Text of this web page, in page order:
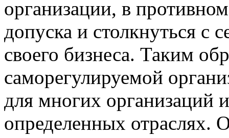
организации, в
допуска и столкнуться с
своего бизнеса. Таким
саморегулируемой
для многих организаций
определенных отраслях.